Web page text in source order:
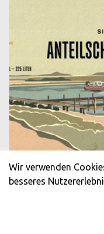
Sylter HAVEN
Wir verwenden
besseres